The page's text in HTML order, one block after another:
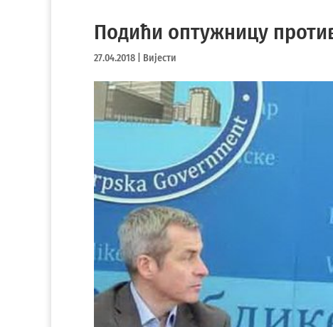
Подићи оптужницу
27.04.2018 Вијести